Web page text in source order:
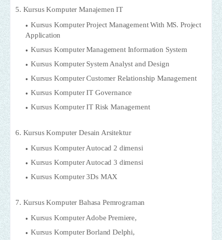
5. Kursus Komputer Manajemen IT
Kursus Komputer Project Management With MS. Project
Application
Kursus Komputer Management Information System
Kursus Komputer System Analyst and Design
Kursus Komputer Customer Relationship Management
Kursus Komputer IT Governance
Kursus Komputer IT Risk Management
6. Kursus Komputer Desain Arsitektur
Kursus Komputer Autocad 2 dimensi
Kursus Komputer Autocad 3 dimensi
Kursus Komputer 3Ds MAX
7. Kursus Komputer Bahasa Pemrograman
Kursus Komputer Adobe Premiere,
Kursus Komputer Borland Delphi,